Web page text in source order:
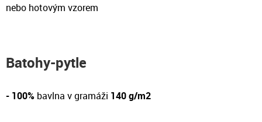
nebo hotovým vzorem
Batohy-pytle
- 100% bavlna v gramáži 140 g/m2